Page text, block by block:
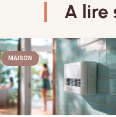
A lire
MAISON